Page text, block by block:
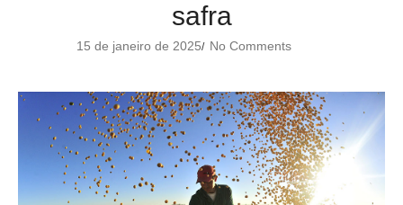
safra
15 de janeiro de 2025/ No Comments